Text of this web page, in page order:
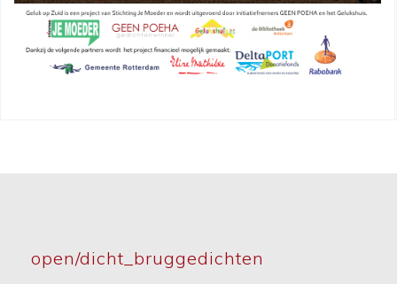
open/dicht_bruggedichten